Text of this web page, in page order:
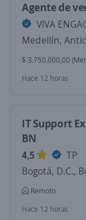
Agente de
VIVA
Medellín,
$ 3.750.000,00
Hace 12 horas
IT Support
BN
4,5
TP
Bogotá, D.C.,
Remoto
Hace 12 horas